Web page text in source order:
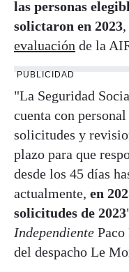
las personas
solictaron en 2023
evaluación de la
PUBLICIDAD
"La Seguridad
cuenta con
solicitudes y
plazo para que
desde los 45 días
actualmente, en
solicitudes de 2023
Independiente Paco
del despacho Le